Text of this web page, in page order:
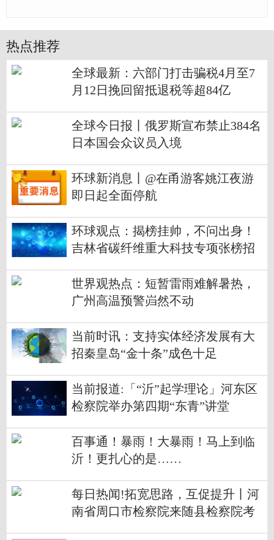
热点推荐
全球最新：六部门打击骗税4月至7
月12日挽回留抵退税等超84亿
全球今日报丨俄罗斯宣布禁止384名
日本国会众议员入境
环球新消息丨@在甬游客姚江夜游
即日起全面停航
环球观点：揭榜挂帅，不问出身！
吉林省碳纤维重大科技专项张榜招
世界观热点：短暂雷雨难解暑热，
广州高温预警岿然不动
当前时讯：支持实体经济发展有大
招秦皇岛“金十条”成色十足
当前报道:「“沂”起学理论」河东区
检察院举办第四期“东青”讲堂
百事通！暴雨！大暴雨！马上到临
沂！更扎心的是……
每日热闻!拓宽思路，互促提升丨河
南省周口市检察院来随县检察院考